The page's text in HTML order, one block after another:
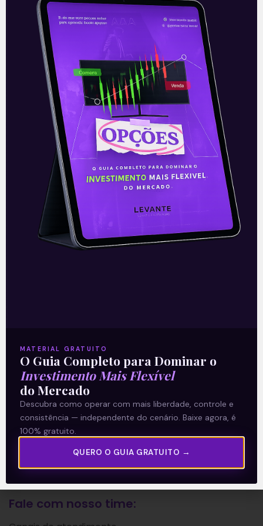
Magalu abrirá 50 lojas no Rio
O Magazine Luiza (MGLU3) abrirá 50 lojas
no estado do Rio de Janeiro nas próximas
semanas, segundo o CEO da companhia,
Frederico Trajano. A abertura
Leia mais
30/06/2021
Política de Privacidade
Explore
Artigos
E Eu Com Isso?
Vídeos no Youtube
Manuais de Investimento
Fale com nosso time:
MATERIAL GRATUITO
O Guia Completo para Dominar o
Investimento Mais Flexível
do Mercado
Descubra como operar com mais liberdade, controle e
consistência — independente do cenário. Baixe agora, é
100% gratuito.
QUERO O GUIA GRATUITO →